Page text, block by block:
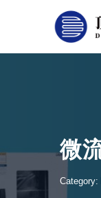
微
Category: